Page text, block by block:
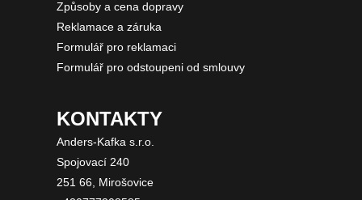
Způsoby a cena dopravy
Reklamace a záruka
Formulář pro reklamaci
Formulář pro odstoupeni od smlouvy
KONTAKTY
Anders-Kafka s.r.o.
Spojovací 240
251 66, Mirošovice